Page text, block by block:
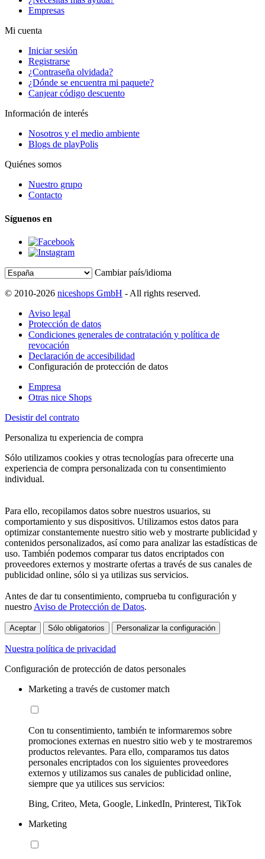
Empresas
Mi cuenta
Iniciar sesión
Registrarse
¿Contraseña olvidada?
¿Dónde se encuentra mi paquete?
Canjear código descuento
Información de interés
Nosotros y el medio ambiente
Blogs de playPolis
Quiénes somos
Nuestro grupo
Contacto
Síguenos en
Cambiar país/idioma
© 2010-2026 niceshops GmbH - All rights reserved.
Aviso legal
Protección de datos
Condiciones generales de contratación y política de
revocación
Declaración de accesibilidad
Configuración de protección de datos
Empresa
Otras nice Shops
Desistir del contrato
Personaliza tu experiencia de compra
Sólo utilizamos cookies y otras tecnologías para ofrecerte una
experiencia de compra personalizada con tu consentimiento
individual.
Para ello, recopilamos datos sobre nuestros usuarios, su
comportamiento y sus dispositivos. Utilizamos estos datos para
optimizar constantemente nuestro sitio web y mostrarte publicidad y
contenidos personalizados, así como para analizar las estadísticas de
uso. También podemos comparar tus datos encriptados con
proveedores externos y mostrarte ofertas a través de sus canales de
publicidad online, sólo si ya utilizas sus servicios.
Antes de dar tu consentimiento, comprueba tu configuración y
nuestro Aviso de Protección de Datos.
Aceptar Sólo obligatorios Personalizar la configuración
Nuestra política de privacidad
Configuración de protección de datos personales
Marketing a través de customer match
Con tu consentimiento, también te informaremos sobre
promociones externas en nuestro sitio web y te mostraremos
productos relevantes. Para ello, comparamos tus datos
personales encriptados con los siguientes proveedores
externos y utilizamos sus canales de publicidad online,
siempre que ya utilices sus servicios:
Bing, Criteo, Meta, Google, LinkedIn, Printerest, TikTok
Marketing